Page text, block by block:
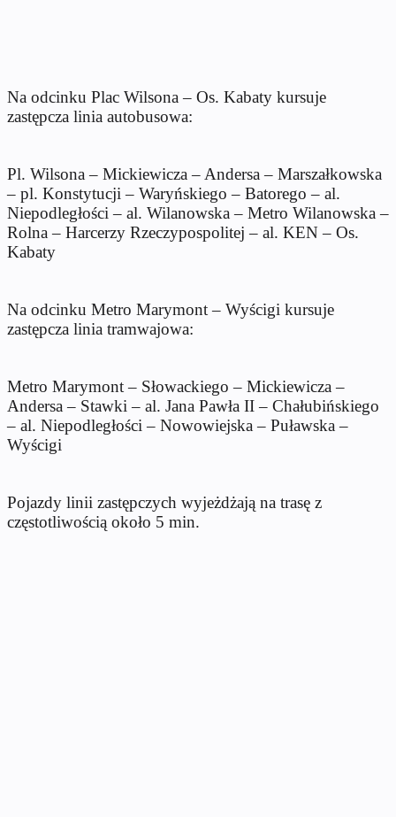
Na odcinku Plac Wilsona – Os. Kabaty kursuje
zastępcza linia autobusowa:
Pl. Wilsona – Mickiewicza – Andersa – Marszałkowska
– pl. Konstytucji – Waryńskiego – Batorego – al.
Niepodległości – al. Wilanowska – Metro Wilanowska –
Rolna – Harcerzy Rzeczypospolitej – al. KEN – Os.
Kabaty
Na odcinku Metro Marymont – Wyścigi kursuje
zastępcza linia tramwajowa:
Metro Marymont – Słowackiego – Mickiewicza –
Andersa – Stawki – al. Jana Pawła II – Chałubińskiego
– al. Niepodległości – Nowowiejska – Puławska –
Wyścigi
Pojazdy linii zastępczych wyjeżdżają na trasę z
częstotliwością około 5 min.